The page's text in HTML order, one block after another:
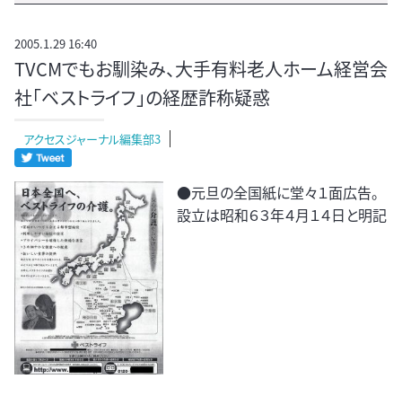
2005.1.29 16:40
TVCMでもお馴染み、大手有料老人ホーム経営会
社「ベストライフ」の経歴詐称疑惑
アクセスジャーナル編集部3
●元旦の全国紙に堂々１面広告。
設立は昭和６３年４月１４日と明記